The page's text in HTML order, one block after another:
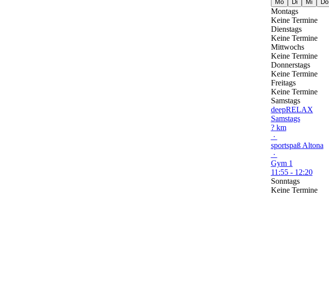
Mo Di Mi Do
Montags
Keine Termine
Dienstags
Keine Termine
Mittwochs
Keine Termine
Donnerstags
Keine Termine
Freitags
Keine Termine
Samstags
deepRELAX
Samstags
? km
·
sportspaß Altona
·
Gym 1
11:55 - 12:20
Sonntags
Keine Termine